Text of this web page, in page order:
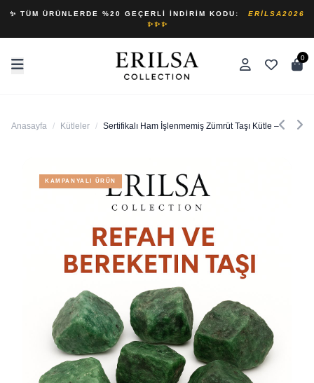
✨ TÜM ÜRÜNLERDE %20 GEÇERLI İNDIRIM KODU:
ERILSA2026
✨✨✨
0
Anasayfa / Kütleler / Sertifikalı Ham İşlenmemiş Zümrüt Taşı Kütle – El
KAMPANYALI ÜRÜN